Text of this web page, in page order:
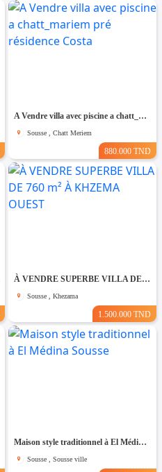
A Vendre villa avec piscine a chatt_mariem pré résidence Costa
Sousse , Chatt Meriem
880.000 TND
À VENDRE SUPERBE VILLA DE 760 m² À KHZEMA OUEST
Sousse , Khezama
1.500.000 TND
Maison style traditionnel à El Médina Sousse
Sousse , Sousse ville